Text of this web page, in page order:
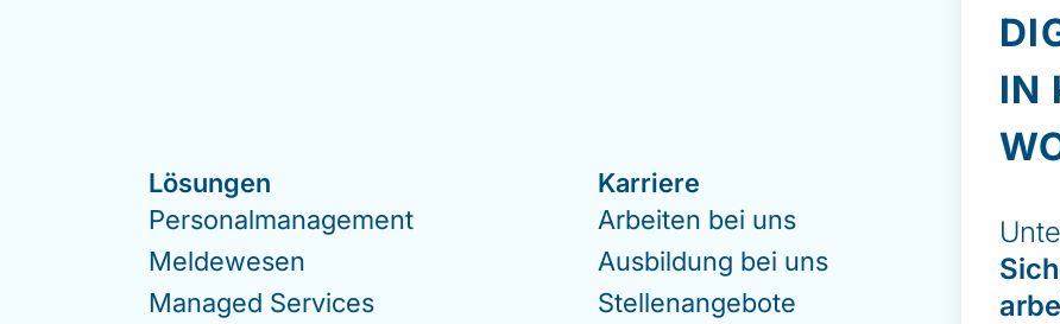
Lösungen
Personalmanagement
Meldewesen
Managed Services
Karriere
Arbeiten bei uns
Ausbildung bei uns
Stellenangebote
IN